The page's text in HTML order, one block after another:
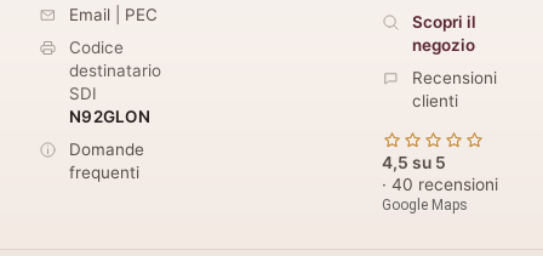
Email
PEC
Codice
destinatario
SDI
N92GLON
Domande
frequenti
Scopri il
negozio
Recensioni
clienti
4,5 su 5
· 40 recensioni
Google Maps